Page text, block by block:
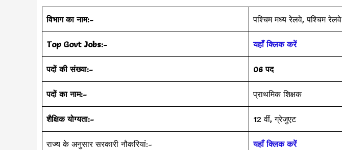
विभाग का नाम:- पश्चिम मध्य रेलवे, पश्चिम रेलवे
Top Govt Jobs:- यहाँ क्लिक करें
पदों की संख्या:- 06 पद
पदों का नाम:- प्राथमिक शिक्षक
शैक्षिक योग्यता:- 12 वीं, ग्रेजुएट
राज्य के अनुसार सरकारी नौकरियां:- यहाँ क्लिक करें